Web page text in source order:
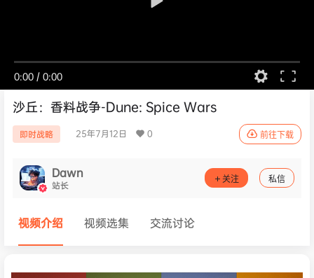
0:00 / 0:00
沙丘：香料战争-Dune: Spice Wars
即时战略 25年7月12日 0 前往下载
Dawn
站长 关注 私信
视频介绍 视频选集 交流讨论